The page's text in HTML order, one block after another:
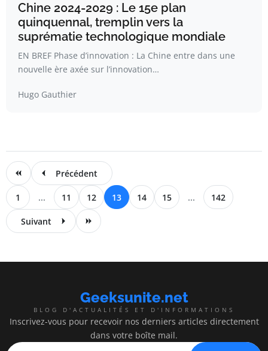
Chine 2024-2029 : Le 15e plan
quinquennal, tremplin vers la
suprématie technologique mondiale
EN BREF Phase d’innovation : La Chine entre dans une
nouvelle ère axée sur l’innovation…
Hugo Gauthier
Précédent
1 ... 11 12 13 14 15 ... 142
Suivant
Geeksunite.net
BLOG D'ACTUALITÉS ET D'INFORMATIONS
Inscrivez-vous pour recevoir nos derniers articles directement
dans votre boîte mail.